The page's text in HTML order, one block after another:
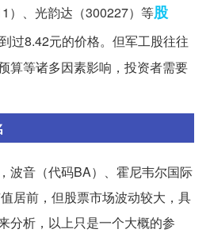
）、光韵达（300227）等股
过8.42元的价格。但军工股往往
算等诸多因素影响，投资者需要
波音（代码BA）、霍尼韦尔国际
居前，但股票市场波动较大，具
分析，以上只是一个大概的参